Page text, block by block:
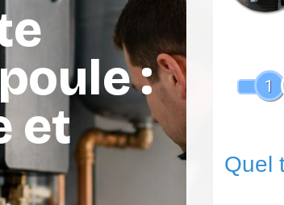
:
et
1
Quel